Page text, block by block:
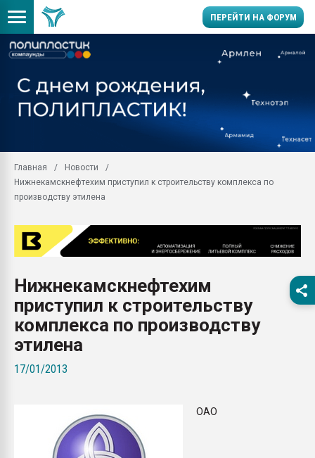
ПЕРЕЙТИ НА ФОРУМ
заводу пластмасс"
28.07.2026
первый план в
28.07.2026
ситуацией на
Всё, что касается
Главная
Новости
Нижнекамскнефтехим приступил к строительству комплекса по
производству этилена
Нижнекамскнефтехим
приступил к строительству
комплекса по производству
этилена
17/01/2013
ОАО